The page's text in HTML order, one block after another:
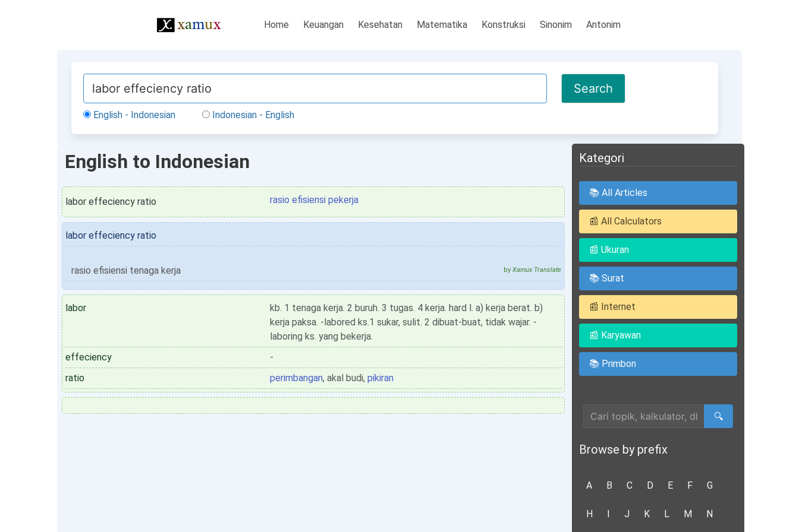
Home Keuangan Kesehatan Matematika Konstruksi Sinonim Antonim
English - Indonesian Indonesian - English
English to Indonesian
labor effeciency ratio rasio efisiensi pekerja
labor effeciency ratio
rasio efisiensi tenaga kerja by Xamux Translate
labor
kb. 1 tenaga kerja. 2 buruh. 3 tugas. 4 kerja. hard l. a) kerja berat. b)
kerja paksa. -labored ks.1 sukar, sulit. 2 dibuat-buat, tidak wajar. -
laboring ks. yang bekerja.
effeciency
-
ratio
perimbangan, akal budi, pikiran
Kategori
📚 All Articles
📰 All Calculators
📰 Ukuran
📚 Surat
📰 Internet
📰 Karyawan
📚 Primbon
🔍
Browse by prefix
A B C D E F G
H I J K L M N